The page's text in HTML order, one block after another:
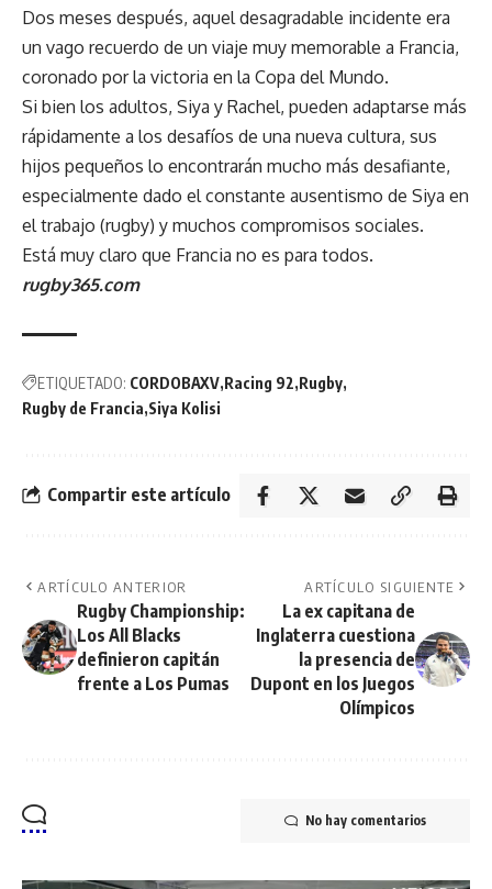
Dos meses después, aquel desagradable incidente era
un vago recuerdo de un viaje muy memorable a Francia,
coronado por la victoria en la Copa del Mundo.
Si bien los adultos, Siya y Rachel, pueden adaptarse más
rápidamente a los desafíos de una nueva cultura, sus
hijos pequeños lo encontrarán mucho más desafiante,
especialmente dado el constante ausentismo de Siya en
el trabajo (rugby) y muchos compromisos sociales.
Está muy claro que Francia no es para todos.
rugby365.com
ETIQUETADO: CORDOBAXV Racing 92 Rugby
Rugby de Francia Siya Kolisi
Compartir este artículo
ARTÍCULO ANTERIOR
Rugby Championship:
Los All Blacks
definieron capitán
frente a Los Pumas
ARTÍCULO SIGUIENTE
La ex capitana de
Inglaterra cuestiona
la presencia de
Dupont en los Juegos
Olímpicos
No hay comentarios